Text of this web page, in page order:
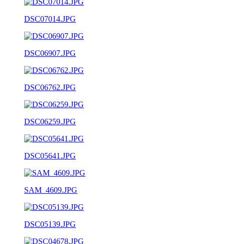
DSC07014.JPG
DSC06907.JPG
DSC06762.JPG
DSC06259.JPG
DSC05641.JPG
SAM_4609.JPG
DSC05139.JPG